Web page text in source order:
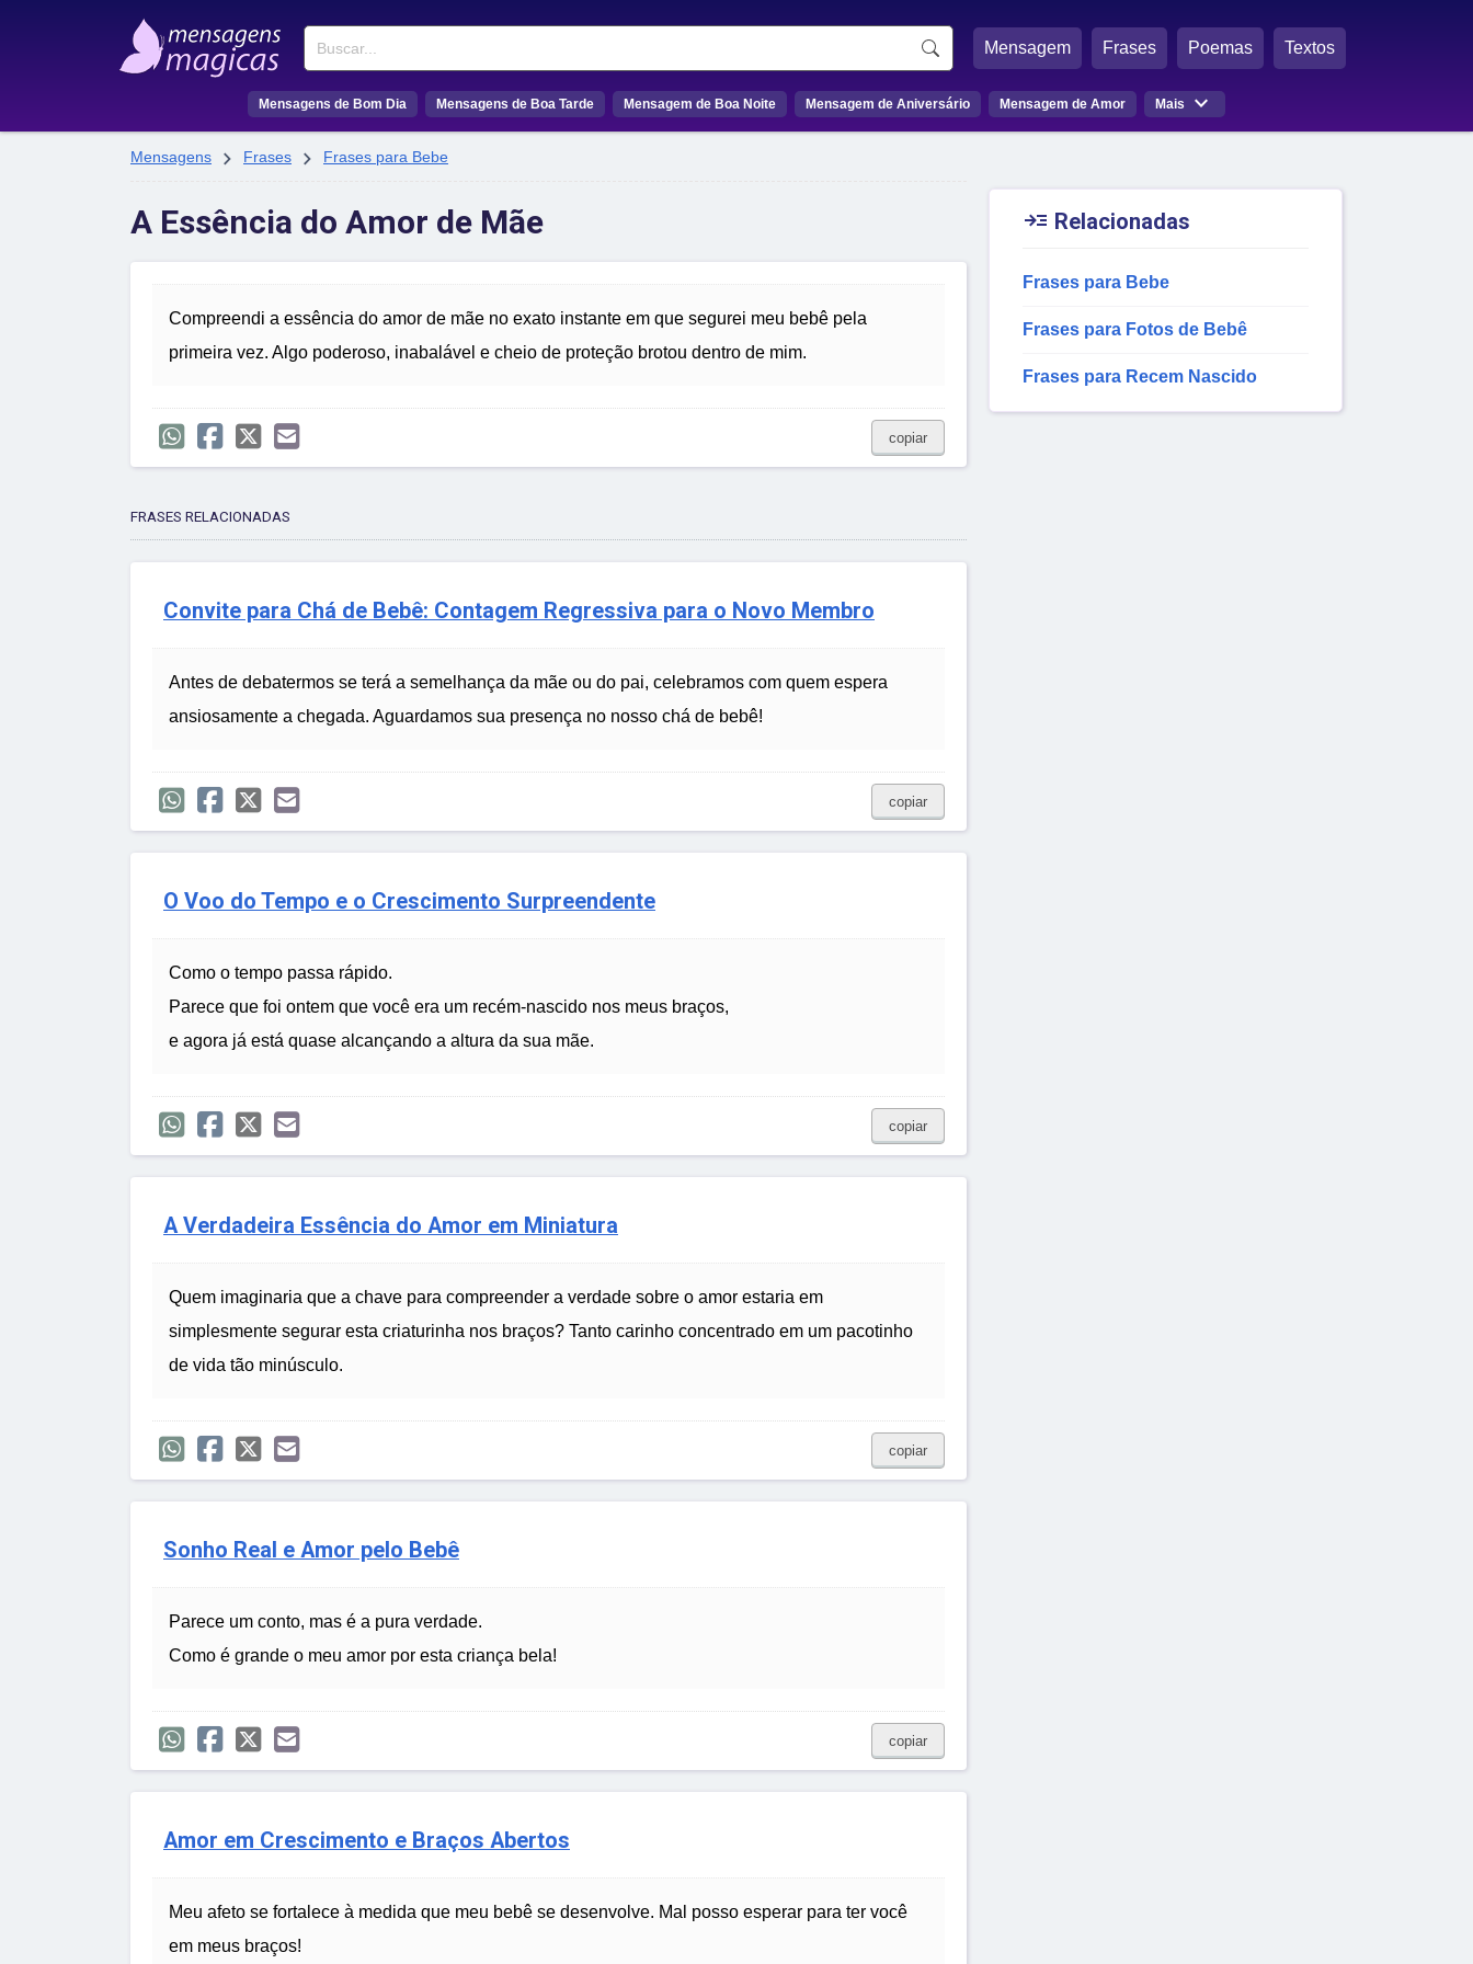
Buscar Mensagem Frases Poemas Textos
Mensagens de Bom Dia Mensagens de Boa Tarde Mensagem de Boa Noite Mensagem de Aniversário Mensagem de Amor Mais 
Mensagens  Frases  Frases para Bebe
A Essência do Amor de Mãe
Compreendi a essência do amor de mãe no exato instante em que segurei meu bebê pela
primeira vez. Algo poderoso, inabalável e cheio de proteção brotou dentro de mim.
copiar
FRASES RELACIONADAS
Convite para Chá de Bebê: Contagem Regressiva para o Novo Membro
Antes de debatermos se terá a semelhança da mãe ou do pai, celebramos com quem espera
ansiosamente a chegada. Aguardamos sua presença no nosso chá de bebê!
copiar
O Voo do Tempo e o Crescimento Surpreendente
Como o tempo passa rápido.
Parece que foi ontem que você era um recém-nascido nos meus braços,
e agora já está quase alcançando a altura da sua mãe.
copiar
A Verdadeira Essência do Amor em Miniatura
Quem imaginaria que a chave para compreender a verdade sobre o amor estaria em
simplesmente segurar esta criaturinha nos braços? Tanto carinho concentrado em um pacotinho
de vida tão minúsculo.
copiar
Sonho Real e Amor pelo Bebê
Parece um conto, mas é a pura verdade.
Como é grande o meu amor por esta criança bela!
copiar
Amor em Crescimento e Braços Abertos
Meu afeto se fortalece à medida que meu bebê se desenvolve. Mal posso esperar para ter você
em meus braços!
 Relacionadas
Frases para Bebe
Frases para Fotos de Bebê
Frases para Recem Nascido